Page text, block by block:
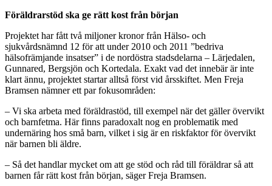
Föräldrarstöd ska ge rätt kost från början
Projektet har fått två miljoner kronor från Hälso- och
sjukvårdsnämnd 12 för att under 2010 och 2011 ”bedriva
hälsofrämjande insatser” i de nordöstra stadsdelarna – Lärjedalen,
Gunnared, Bergsjön och Kortedala. Exakt vad det innebär är inte
klart ännu, projektet startar alltså först vid årsskiftet. Men Freja
Bramsen nämner ett par fokusområden:
– Vi ska arbeta med föräldrastöd, till exempel när det gäller övervikt
och barnfetma. Här finns paradoxalt nog en problematik med
undernäring hos små barn, vilket i sig är en riskfaktor för övervikt
när barnen bli äldre.
– Så det handlar mycket om att ge stöd och råd till föräldrar så att
barnen får rätt kost från början, säger Freja Bramsen.